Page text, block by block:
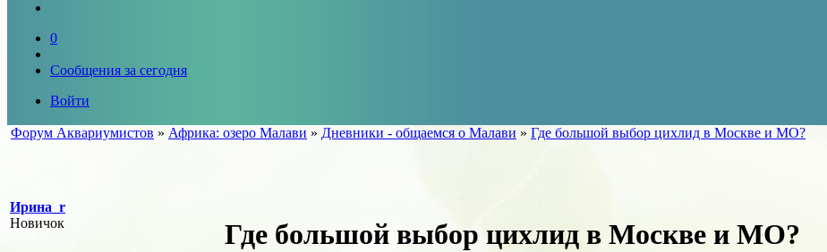
0
Сообщения за сегодня
Войти
Форум Аквариумистов » Африка: озеро Малави » Дневники - общаемся о Малави » Где большой выбор цихлид в Москве и МО?
Ирина_r
Новичок
Где большой выбор цихлид в Москве и МО?